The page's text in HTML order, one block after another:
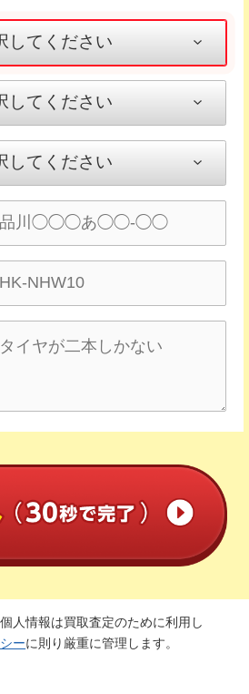
人情報は買取査定のために利用し
ーに則り厳重に管理します。